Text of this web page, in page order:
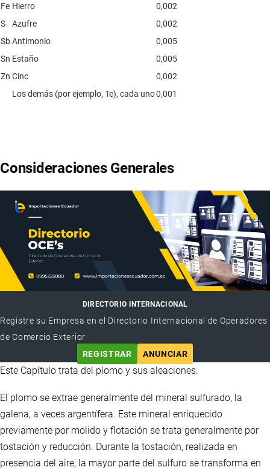
Fe Hierro
0,002
S
Azufre
0,002
SbAntimonio
0,005
Sn Estaño
0,005
Zn Cinc
0,002
Los demás (por ejemplo, Te), cada uno0,001
Consideraciones Generales
DIRECTORIO INTERNACIONAL
Registre su Empresa en el Directorio Internacional de Operadores
de Comercio Exterior
REGISTRAR
ANUNCIAR
Este Capítulo trata del plomo y sus aleaciones.
El plomo se extrae generalmente del mineral sulfurado, la
galena, a veces argentífera. Este mineral enriquecido
previamente por molido y flotación se trata generalmente por
tostación y reducción. Durante la tostación, realizada en
presencia del aire, la mayor parte del sulfuro se transforma en